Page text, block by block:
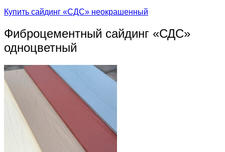
Купить сайдинг «СДС» неокрашенный
Фиброцементный сайдинг «СДС»
одноцветный